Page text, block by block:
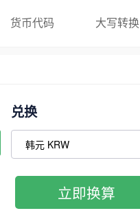
货币代码 大写转换
兑换
立即换算